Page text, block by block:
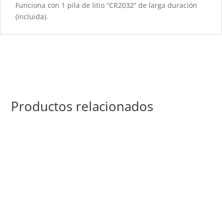
Funciona con 1 pila de litio “CR2032” de larga duración
(incluida).
Productos relacionados